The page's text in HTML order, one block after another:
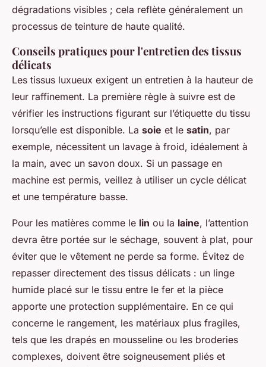
dégradations visibles ; cela reflète généralement un
processus de teinture de haute qualité.
Conseils pratiques pour l'entretien des tissus
délicats
Les tissus luxueux exigent un entretien à la hauteur de
leur raffinement. La première règle à suivre est de
vérifier les instructions figurant sur l’étiquette du tissu
lorsqu’elle est disponible. La soie et le satin, par
exemple, nécessitent un lavage à froid, idéalement à
la main, avec un savon doux. Si un passage en
machine est permis, veillez à utiliser un cycle délicat
et une température basse.
Pour les matières comme le lin ou la laine, l’attention
devra être portée sur le séchage, souvent à plat, pour
éviter que le vêtement ne perde sa forme. Évitez de
repasser directement des tissus délicats : un linge
humide placé sur le tissu entre le fer et la pièce
apporte une protection supplémentaire. En ce qui
concerne le rangement, les matériaux plus fragiles,
tels que les drapés en mousseline ou les broderies
complexes, doivent être soigneusement pliés et